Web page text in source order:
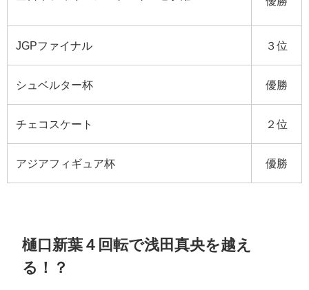
JGPファイナル ３位
シュベルター杯 優勝
チェコスケート ２位
アジアフィギュア杯 優勝
樋口新葉４回転で浅田真央を越え
る！？